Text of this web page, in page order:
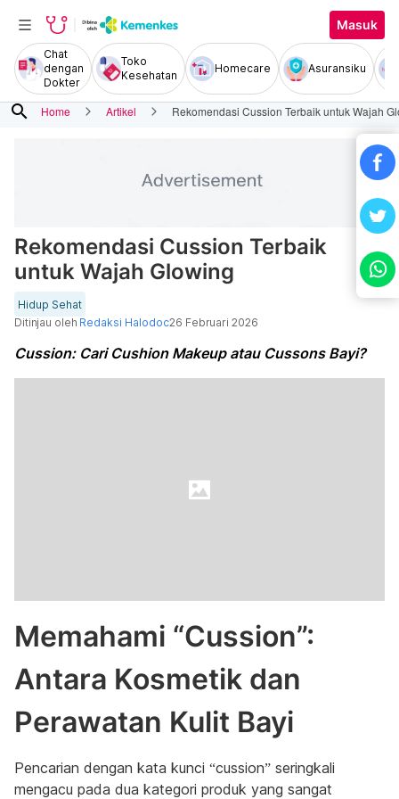
Masuk
Chat
dengan
Dokter
Toko
Kesehatan
Homecare Asuransiku
search Home Artikel Rekomendasi Cussion Terbaik untuk Wajah
Rekomendasi Cussion Terbaik
untuk Wajah Glowing
Hidup Sehat
Ditinjau oleh Redaksi Halodoc26 Februari 2026
Cussion: Cari Cushion Makeup atau Cussons Bayi?
Memahami “Cussion”:
Antara Kosmetik dan
Perawatan Kulit Bayi
Pencarian dengan kata kunci “cussion” seringkali
mengacu pada dua kategori produk yang sangat